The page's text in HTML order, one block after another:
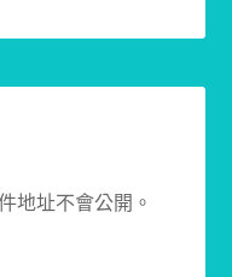
地址不會公開。